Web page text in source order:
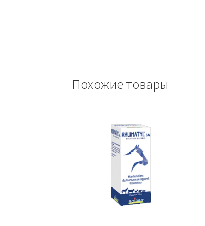
Похожие товары